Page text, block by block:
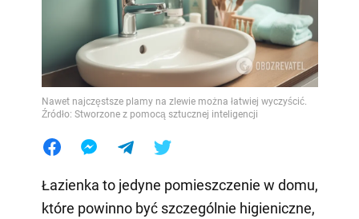
Nawet najczęstsze plamy na zlewie można łatwiej wyczyścić.
Źródło: Stworzone z pomocą sztucznej inteligencji
Łazienka to jedyne pomieszczenie w domu,
które powinno być szczególnie higieniczne,